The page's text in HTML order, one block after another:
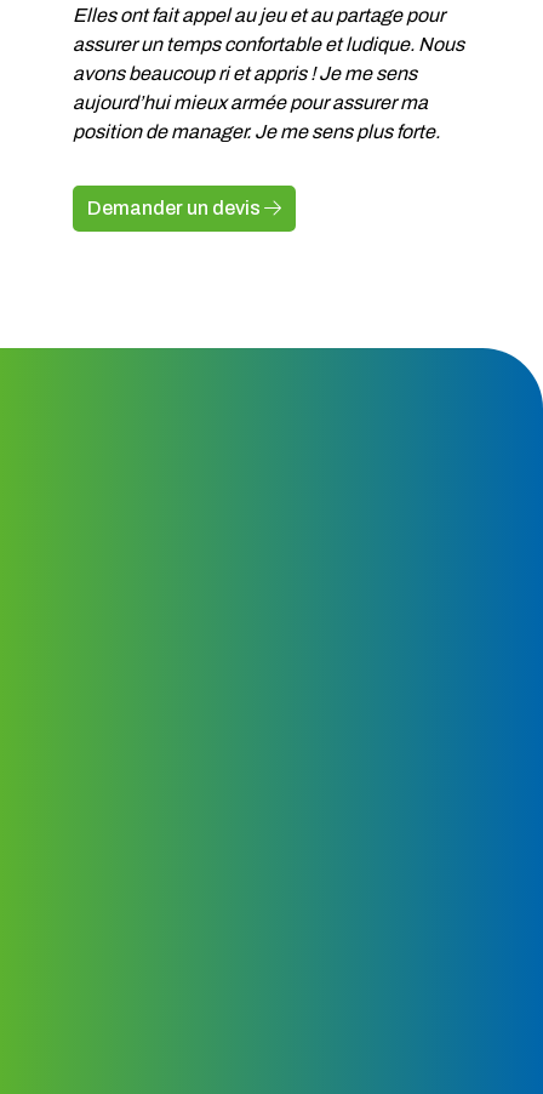
Elles ont fait appel au jeu et au partage pour
assurer un temps confortable et ludique. Nous
avons beaucoup ri et appris ! Je me sens
aujourd’hui mieux armée pour assurer ma
position de manager. Je me sens plus forte.
Demander un devis